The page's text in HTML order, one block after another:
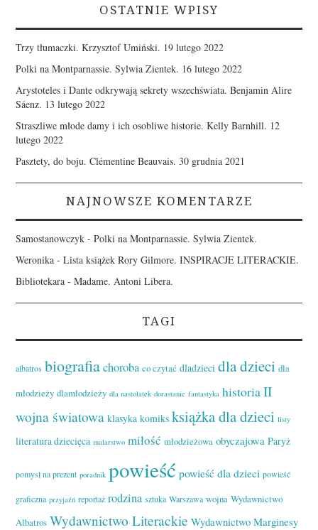
OSTATNIE WPISY
Trzy tłumaczki. Krzysztof Umiński. 19 lutego 2022
Polki na Montparnassie. Sylwia Zientek. 16 lutego 2022
Arystoteles i Dante odkrywają sekrety wszechświata. Benjamin Alire
Sáenz. 13 lutego 2022
Straszliwe młode damy i ich osobliwe historie. Kelly Barnhill. 12
lutego 2022
Pasztety, do boju. Clémentine Beauvais. 30 grudnia 2021
NAJNOWSZE KOMENTARZE
Samostanowczyk -Polki na Montparnassie. Sylwia Zientek.
Weronika -Lista książek Rory Gilmore. INSPIRACJE LITERACKIE.
Bibliotekara -Madame. Antoni Libera.
TAGI
albatros biografia choroba co czytać dladzieci dla dzieci dla
młodzieży dlamłodzieży dla nastolatek dorastanie fantastyka historiaII
wojna światowa klasyka komiks książka dla dzieci listy
literatura dziecięca malarstwo miłość młodzieżowa obyczajowa Paryż
pomysł na prezent poradnik powieść powieść dla dzieci powieść
graficzna przyjaźń reportaż rodzina sztuka Warszawa wojna Wydawnictwo
Albatros Wydawnictwo Literackie Wydawnictwo Marginesy